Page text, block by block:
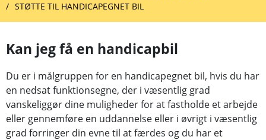
STØTTE TIL HANDICAPEGNET BIL
Kan jeg få en handicapbil
Du er i målgruppen for en handicapegnet bil, hvis du har
en nedsat funktionsegne, der i væsentlig grad
vanskeliggør dine muligheder for at fastholde et arbejde
eller gennemføre en uddannelse eller i øvrigt i væsentlig
grad forringer din evne til at færdes og du har et